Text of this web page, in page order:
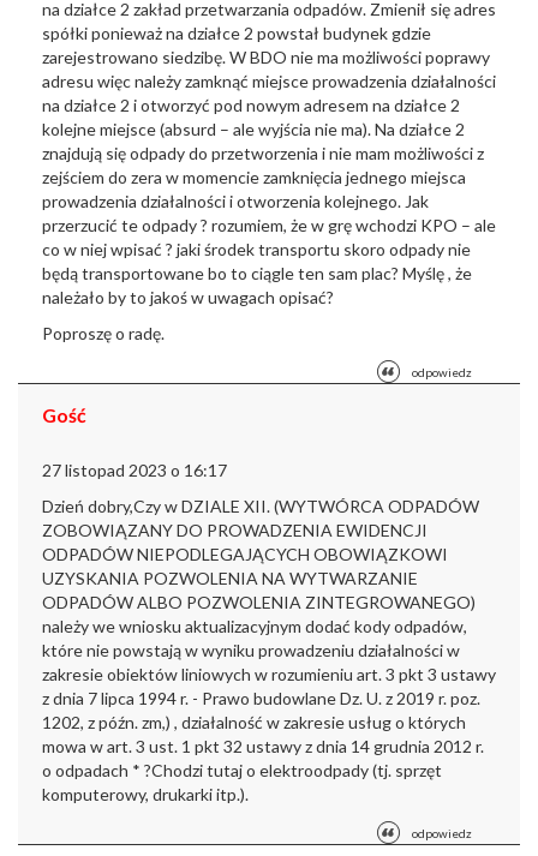
na działce 2 zakład przetwarzania odpadów. Zmienił się adres
spółki ponieważ na działce 2 powstał budynek gdzie
zarejestrowano siedzibę. W BDO nie ma możliwości poprawy
adresu więc należy zamknąć miejsceprowadzenia działalności
na działce 2 i otworzyć pod nowym adresem na działce 2
kolejne miejsce (absurd – ale wyjścia nie ma). Na działce 2
znajdują się odpadydo przetworzenia i nie mam możliwości z
zejściem do zera w momencie zamknięcia jednego miejsca
prowadzenia działalności i otworzenia kolejnego. Jak
przerzucić te odpady ? rozumiem, że w grę wchodzi KPO – ale
co w niej wpisać ? jaki środektransportu skoro odpady nie
będą transportowane bo to ciągle ten sam plac? Myślę , że
należało by to jakoś w uwagach opisać?
Poproszę o radę.
odpowiedz
Gość
27 listopad 2023 o 16:17
Dzień dobry,Czy w DZIALE XII. (WYTWÓRCA ODPADÓW
ZOBOWIĄZANY DO PROWADZENIA EWIDENCJI
ODPADÓW NIEPODLEGAJĄCYCH OBOWIĄZKOWI
UZYSKANIA POZWOLENIA NA WYTWARZANIE
ODPADÓW ALBO POZWOLENIA ZINTEGROWANEGO)
należy we wniosku aktualizacyjnym dodać kody odpadów,
które nie powstają w wyniku prowadzeniu działalności w
zakresie obiektów liniowych w rozumieniu art. 3 pkt 3 ustawy
z dnia 7 lipca 1994 r. - Prawo budowlane Dz. U. z 2019 r. poz.
1202, z późn. zm,) , działalność w zakresie usług o których
mowa w art. 3 ust. 1 pkt 32 ustawy z dnia 14 grudnia 2012 r.
o odpadach * ?Chodzi tutaj o elektroodpady (tj. sprzęt
komputerowy, drukarki itp.).
odpowiedz